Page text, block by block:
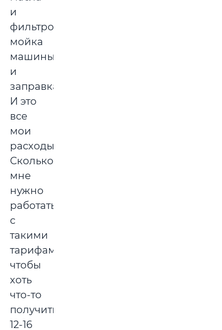
и
фильтров,
мойка
машины
и
заправка.
И это
все
мои
расходы.
Сколько
мне
нужно
работать
с
такими
тарифами,
чтобы
хоть
что-то
получить!
12-16